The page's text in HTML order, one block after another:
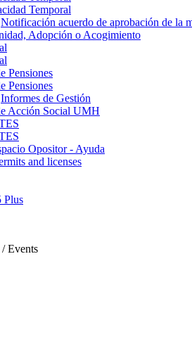
Temporal
Notificación acuerdo de aprobación de la
Adopción o Acogimiento
Pensiones
Pensiones
Informes de Gestión
Acción Social UMH
Opositor - Ayuda
and licenses
Plus
Events